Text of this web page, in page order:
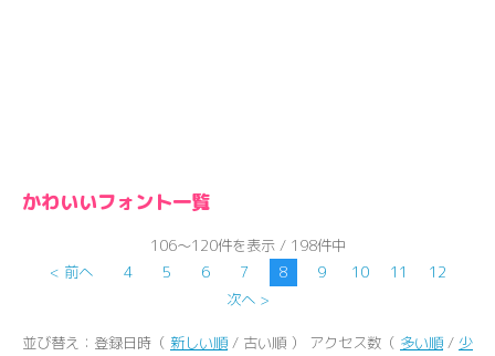
かわいいフォント一覧
106～120件を表示 / 198件中
< 前へ
4 5 6 7 8 9 10 11
12
次へ >
並び替え：登録日時（ 新しい順 / 古い順 ） アクセス数（ 多い順 / 少